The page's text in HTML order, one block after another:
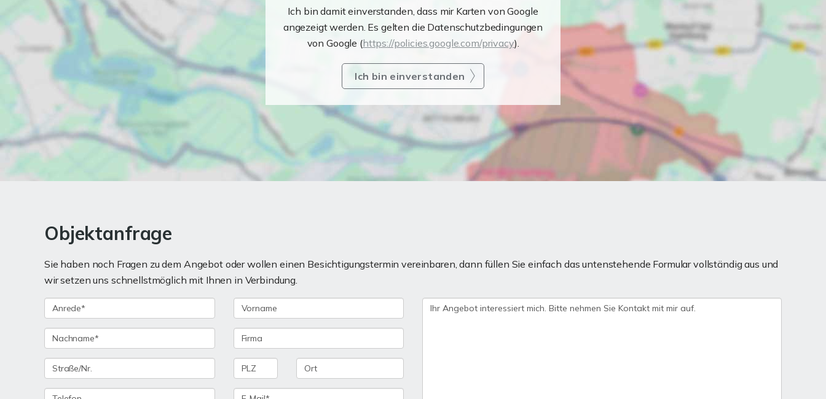
Ich bin damit einverstanden, dass mir Karten von Google
angezeigt werden. Es gelten die Datenschutzbedingungen
von Google (https://policies.google.com/privacy).
Ich bin einverstanden
Objektanfrage
Sie haben noch Fragen zu dem Angebot oder wollen einen Besichtigungstermin vereinbaren, dann füllen Sie einfach das untenstehende Formular vollständig aus und
wir setzen uns schnellstmöglich mit Ihnen in Verbindung.